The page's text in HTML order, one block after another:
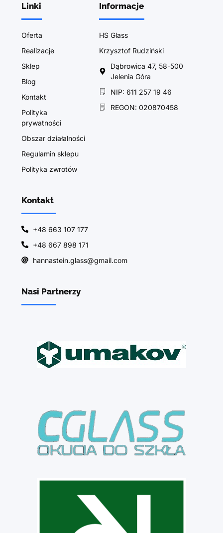
Linki
Oferta
Realizacje
Sklep
Blog
Kontakt
Polityka
prywatności
Obszar działalności
Regulamin sklepu
Polityka zwrotów
Informacje
HS Glass
Krzysztof Rudziński
Dąbrowica 47, 58-500
Jelenia Góra
NIP: 611 257 19 46
REGON: 020870458
Kontakt
+48 663 107 177
+48 667 898 171
hannastein.glass@gmail.com
Nasi Partnerzy